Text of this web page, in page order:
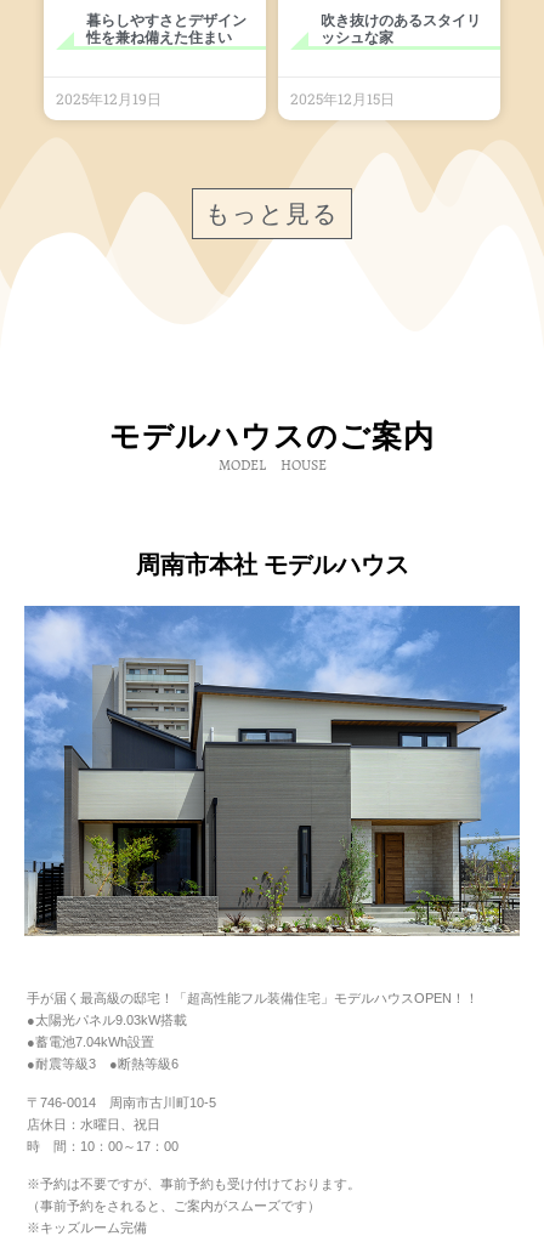
暮らしやすさとデザイン
性を兼ね備えた住まい
2025年12月19日
吹き抜けのあるスタイリ
ッシュな家
2025年12月15日
もっと見る
モデルハウスのご案内
MODEL HOUSE
周南市本社 モデルハウス
手が届く最高級の邸宅！「超高性能フル装備住宅」モデルハウスOPEN！！
●太陽光パネル9.03kW搭載
●蓄電池7.04kWh設置
●耐震等級3 ●断熱等級6
〒746-0014 周南市古川町10-5
店休日：水曜日、祝日
時 間：10：00～17：00
※予約は不要ですが、事前予約も受け付けております。
（事前予約をされると、ご案内がスムーズです）
※キッズルーム完備